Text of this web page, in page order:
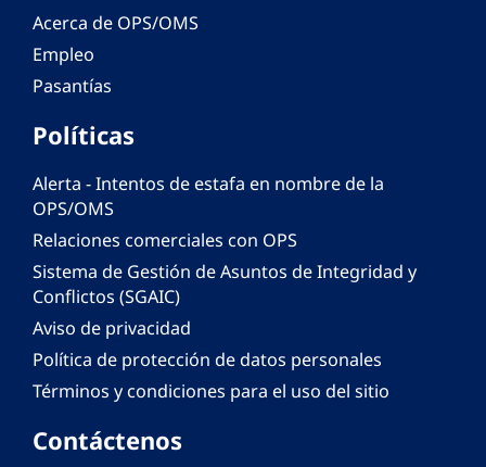
Acerca de OPS/OMS
Empleo
Pasantías
Políticas
Alerta - Intentos de estafa en nombre de la
OPS/OMS
Relaciones comerciales con OPS
Sistema de Gestión de Asuntos de Integridad y
Conflictos (SGAIC)
Aviso de privacidad
Política de protección de datos personales
Términos y condiciones para el uso del sitio
Contáctenos